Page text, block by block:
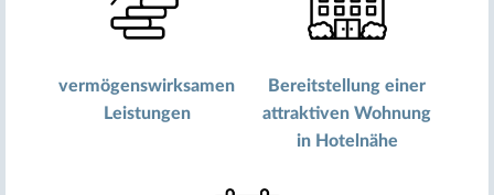
vermögenswirksamen
Leistungen
Bereitstellung einer
attraktiven Wohnung
in Hotelnähe